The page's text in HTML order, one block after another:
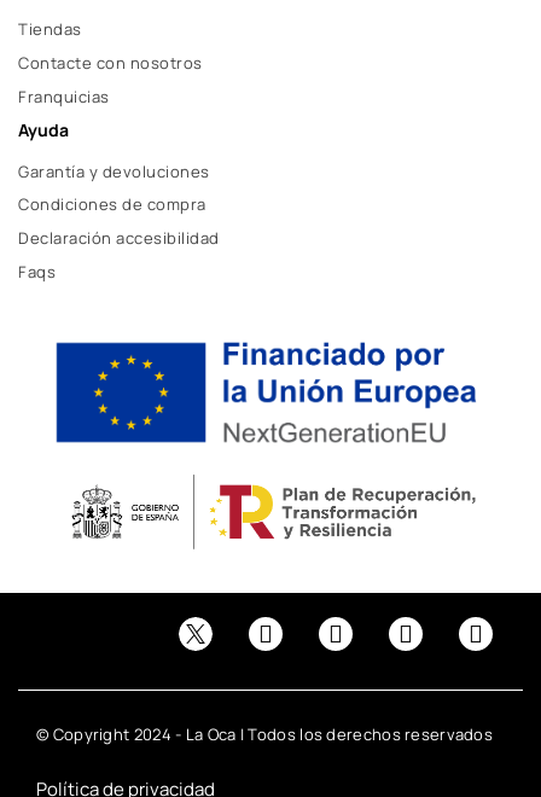
Tiendas
Contacte con nosotros
Franquicias
Ayuda
Garantía y devoluciones
Condiciones de compra
Declaración accesibilidad
Faqs
© Copyright 2024 - La Oca | Todos los derechos reservados
Política de privacidad